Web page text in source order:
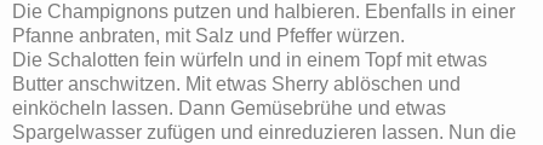
Die Champignons putzen und halbieren. Ebenfalls in einer
Pfanne anbraten, mit Salz und Pfeffer würzen.
Die Schalotten fein würfeln und in einem Topf mit etwas
Butter anschwitzen. Mit etwas Sherry ablöschen und
einköcheln lassen. Dann Gemüsebrühe und etwas
Spargelwasser zufügen und einreduzieren lassen. Nun die